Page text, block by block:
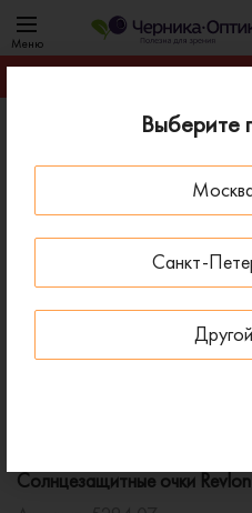
Выберите
Санкт-
Другой
Меню
Гарантируем лучшую
Солнцезащитные очки
Солнцезащитные очки
ПОД ЗАКАЗ